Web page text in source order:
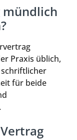
mündlich
Praxis üblich,
schriftlicher
für beide